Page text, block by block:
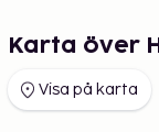
Karta över
Visa på karta